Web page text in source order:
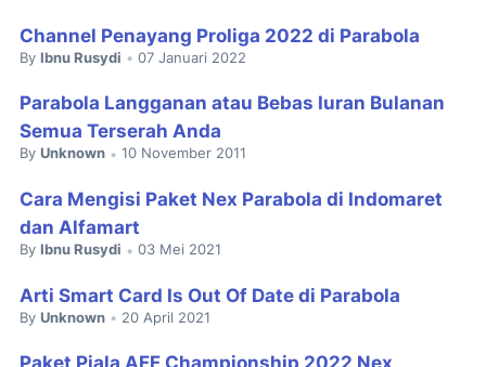
Channel Penayang Proliga 2022 di Parabola
By Ibnu Rusydi • 07 Januari 2022
Parabola Langganan atau Bebas Iuran Bulanan
Semua Terserah Anda
By Unknown • 10 November 2011
Cara Mengisi Paket Nex Parabola di Indomaret
dan Alfamart
By Ibnu Rusydi • 03 Mei 2021
Arti Smart Card Is Out Of Date di Parabola
By Unknown • 20 April 2021